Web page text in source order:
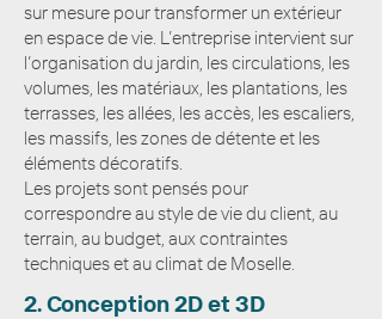
sur mesure pour transformer un extérieur
en espace de vie. L’entreprise intervient sur
l’organisation du jardin, les circulations, les
volumes, les matériaux, les plantations, les
terrasses, les allées, les accès, les escaliers,
les massifs, les zones de détente et les
éléments décoratifs.
Les projets sont pensés pour
correspondre au style de vie du client, au
terrain, au budget, aux contraintes
techniques et au climat de Moselle.
2. Conception 2D et 3D